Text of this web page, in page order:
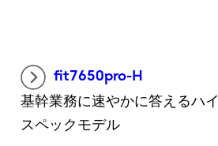
fit7650pro-H
基幹業務に速やかに答えるハイ
スペックモデル